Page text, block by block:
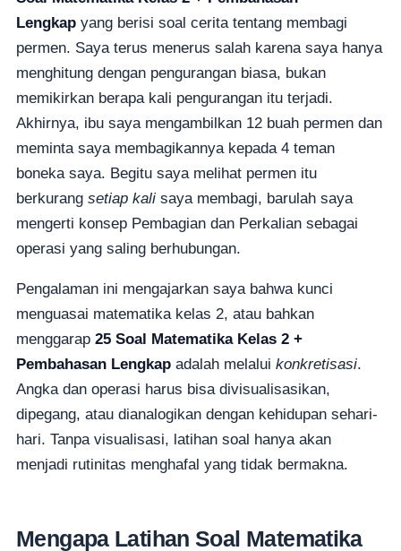
Lengkap yang berisi soal cerita tentang membagi
permen. Saya terus menerus salah karena saya hanya
menghitung dengan pengurangan biasa, bukan
memikirkan berapa kali pengurangan itu terjadi.
Akhirnya, ibu saya mengambilkan 12 buah permen dan
meminta saya membagikannya kepada 4 teman
boneka saya. Begitu saya melihat permen itu
berkurang setiap kali saya membagi, barulah saya
mengerti konsep Pembagian dan Perkalian sebagai
operasi yang saling berhubungan.
Pengalaman ini mengajarkan saya bahwa kunci
menguasai matematika kelas 2, atau bahkan
menggarap 25 Soal Matematika Kelas 2 +
Pembahasan Lengkap adalah melalui konkretisasi.
Angka dan operasi harus bisa divisualisasikan,
dipegang, atau dianalogikan dengan kehidupan sehari-
hari. Tanpa visualisasi, latihan soal hanya akan
menjadi rutinitas menghafal yang tidak bermakna.
Mengapa Latihan Soal Matematika